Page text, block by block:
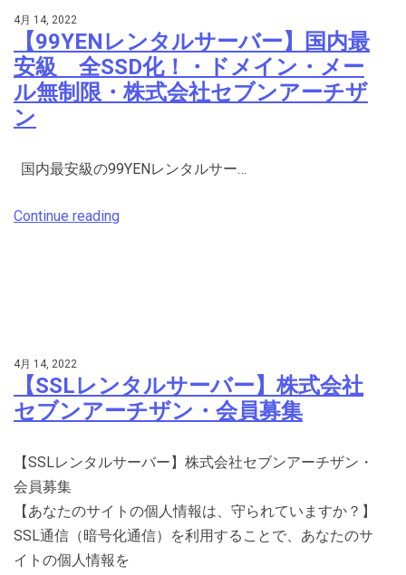
4月 14, 2022
【99YENレンタルサーバー】国内最
安級 全SSD化！・ドメイン・メー
ル無制限・株式会社セブンアーチザ
ン
国内最安級の99YENレンタルサー…
Continue reading
4月 14, 2022
【SSLレンタルサーバー】株式会社
セブンアーチザン・会員募集
【SSLレンタルサーバー】株式会社セブンアーチザン・
会員募集
【あなたのサイトの個人情報は、守られていますか？】
SSL通信（暗号化通信）を利用することで、あなたのサ
イトの個人情報を